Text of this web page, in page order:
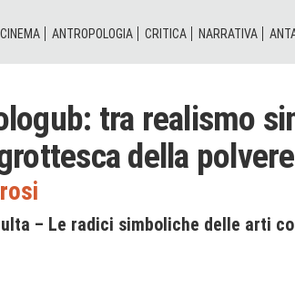
CINEMA ANTROPOLOGIA CRITICA NARRATIVA
tra realismo
della polvere
– Le radici simboliche delle arti